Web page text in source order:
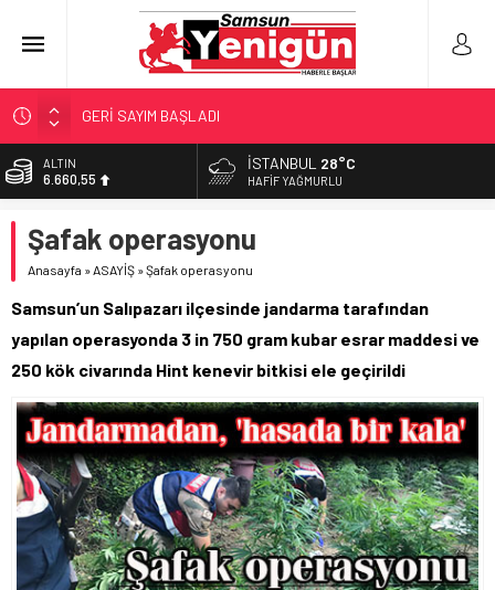
GERİ SAYIM BAŞLADI
SAMSUNSPOR’DA HEDEF 5’İNCİLİK!
‘BAFRA’YA YATIRIM YAPIN!’
YÖNETİCİ SEÇERKEN YAPILAN EN BÜYÜK HATALAR
BİST
13.779,39
47,7111
EURO
6.660,55
İSTANBUL 28°C
HAFIF YAĞMURLU
Şafak operasyonu
Anasayfa »ASAYİŞ »Şafak operasyonu
Samsun’un Salıpazarı ilçesinde jandarma tarafından
yapılan operasyonda 3 in 750 gram kubar esrar maddesi ve
250 kök civarında Hint kenevir bitkisi ele geçirildi